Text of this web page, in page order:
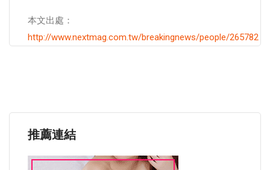
本文出處：
http://www.nextmag.com.tw/breakingnews/people/265782
推薦連結